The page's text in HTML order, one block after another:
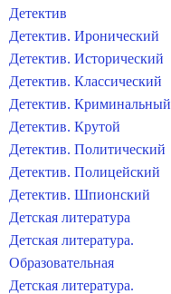
Детектив
Детектив. Иронический
Детектив. Исторический
Детектив. Классический
Детектив. Криминальный
Детектив. Крутой
Детектив. Политический
Детектив. Полицейский
Детектив. Шпионский
Детская литература
Детская литература.
Образовательная
Детская литература.